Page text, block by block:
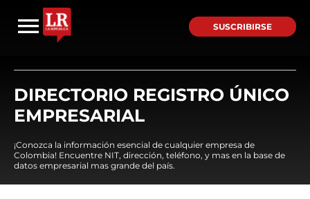
SUSCRIBIRSE
DIRECTORIO REGISTRO ÚNICO
EMPRESARIAL
¡Conozca la información esencial de cualquier empresa de
Colombia! Encuentre NIT, dirección, teléfono, y mas en la base de
datos empresarial mas grande del país.